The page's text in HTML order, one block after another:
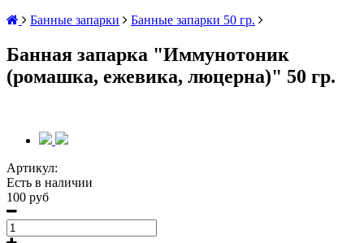
Банные запарки
Банные запарки 50 гр.
Банная запарка "Иммунотоник
(ромашка, ежевика, люцерна)" 50 гр.
Артикул:
Есть в наличии
100 руб